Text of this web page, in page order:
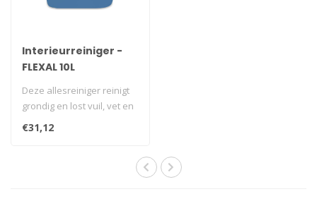
Interieurreiniger -
FLEXAL 10L
Deze allesreiniger reinigt
grondig en lost vuil, vet en
olie op. Na reiniging dr..
€31,12